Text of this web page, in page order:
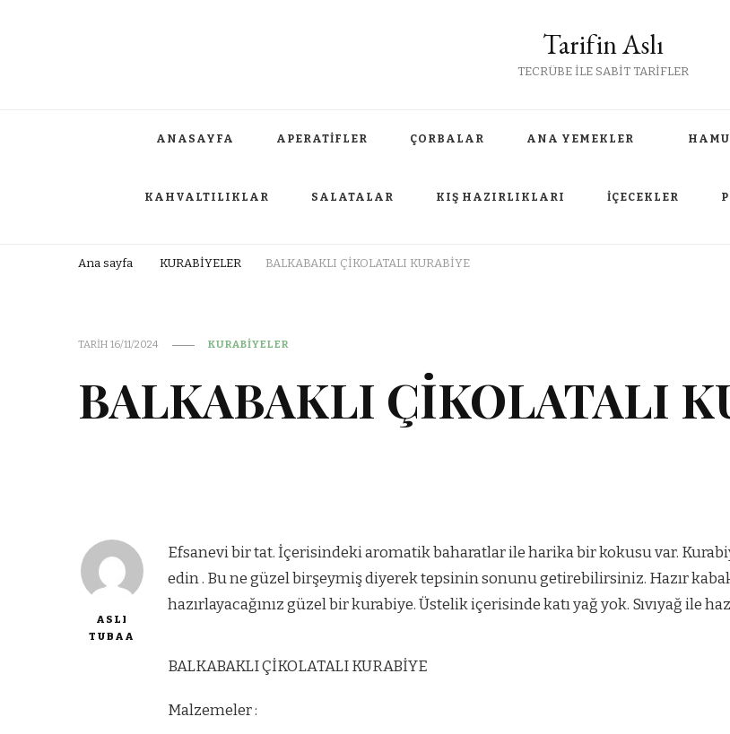
Tarifin Aslı
TECRÜBE İLE SABİT TARİFLER
ANASAYFA APERATİFLER ÇORBALAR ANA YEMEKLER
KAHVALTILIKLAR SALATALAR KIŞ HAZIRLIKLARI İÇECEKLER
Ana sayfa KURABİYELER BALKABAKLI ÇİKOLATALI KURABİYE
TARIH 16/11/2024 KURABİYELER
BALKABAKLI ÇİKOLATALI
ASLI
TUBAA
Efsanevi bir tat. İçerisindeki aromatik baharatlar ile harika bir kokusu var.
edin . Bu ne güzel birşeymiş diyerek tepsinin sonunu getirebilirsiniz. Hazır
hazırlayacağınız güzel bir kurabiye. Üstelik içerisinde katı yağ yok. Sıvıyağ ile
BALKABAKLI ÇİKOLATALI KURABİYE
Malzemeler :